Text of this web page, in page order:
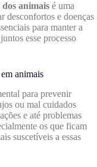
animais é uma
desconfortos e doenças
para manter a
esse processo
animais
para prevenir
ou mal cuidados
e até problemas
os que ficam
suscetíveis a essas